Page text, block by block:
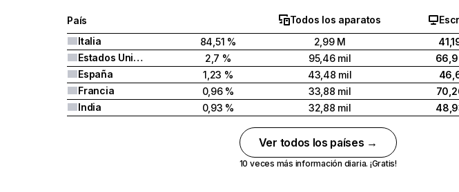
País Todos los aparatos
Italia
84,51 % 2,99 M
Estados Unidos
2,7 % 95,46 mil
España
1,23 % 43,48 mil
Francia
0,96 % 33,88 mil
India
0,93 % 32,88 mil
Ver todos los países →
10 veces más información diaria. ¡Gratis!